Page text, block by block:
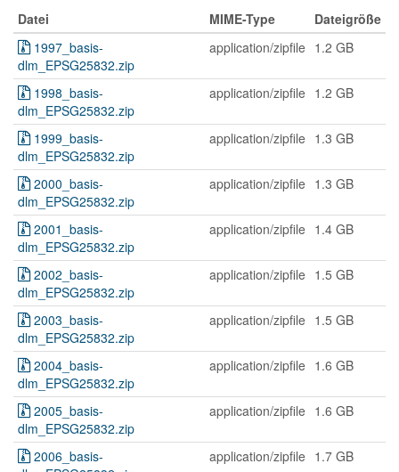
Datei MIME-Type
Dateigröße
1997_basis-
dlm_EPSG25832.zip
application/zipfile 1.2 GB
1998_basis-
dlm_EPSG25832.zip
application/zipfile 1.2 GB
1999_basis-
dlm_EPSG25832.zip
application/zipfile 1.3 GB
2000_basis-
dlm_EPSG25832.zip
application/zipfile 1.3 GB
2001_basis-
dlm_EPSG25832.zip
application/zipfile 1.4 GB
2002_basis-
dlm_EPSG25832.zip
application/zipfile 1.5 GB
2003_basis-
dlm_EPSG25832.zip
application/zipfile 1.5 GB
2004_basis-
dlm_EPSG25832.zip
application/zipfile 1.6 GB
2005_basis-
dlm_EPSG25832.zip
application/zipfile 1.6 GB
2006_basis-
application/zipfile 1.7 GB